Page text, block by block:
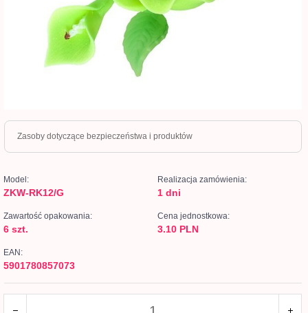
Zasoby dotyczące bezpieczeństwa i produktów
Model:
ZKW-RK12/G
Realizacja zamówienia:
1 dni
Zawartość opakowania:
6 szt.
Cena jednostkowa:
3.10 PLN
EAN:
5901780857073